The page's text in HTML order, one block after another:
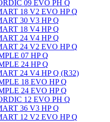
09 EVO PH Q
18 V2 EVO HP Q
30 V3 HP Q
18 V4 HP Q
24 V4 HP Q
24 V2 EVO HP Q
07 HP Q
24 HP Q
24 V4 HP Q (R32)
18 EVO HP Q
24 EVO HP Q
12 EVO PH Q
36 V3 HP Q
12 V2 EVO HP Q